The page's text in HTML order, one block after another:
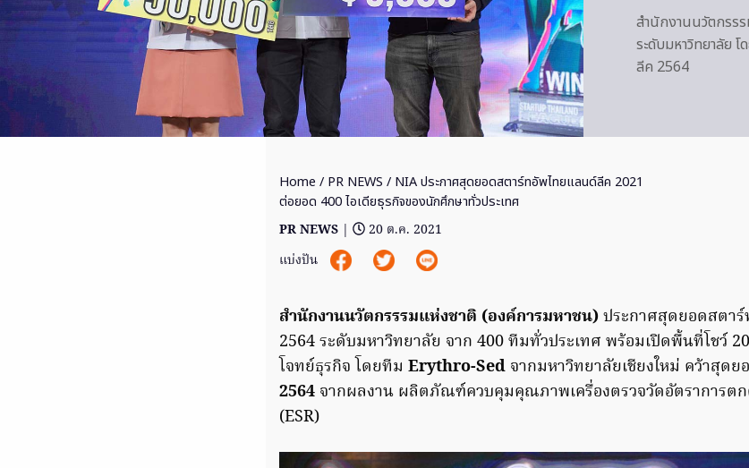
สำนักงานนวัตกรร
ระดับมหาวิทยาลัย
ลีค 2564
Home / PR NEWS / NIA ประกาศสุดยอดสตาร์ทอัพไทยแลนด์ลีค 2021
ต่อยอด 400 ไอเดียธุรกิจของนักศึกษาทั่วประเทศ
PR NEWS |
20 ต.ค. 2021
แบ่งปัน
สำนักงานนวัตกรรรมแห่งชาติ (องค์การมหาชน)ประกาศสุดยอดสตา
2564 ระดับมหาวิทยาลัย จาก 400 ทีมทั่วประเทศ พร้อมเปิดพื้นที่โชว์
โจทย์ธุรกิจ โดยทีม Erythro-Sed จากมหาวิทยาลัยเชียงใหม่ คว้าสุดย
2564 จากผลงาน ผลิตภัณฑ์ควบคุมคุณภาพเครื่องตรวจวัดอัตราการต
(ESR)